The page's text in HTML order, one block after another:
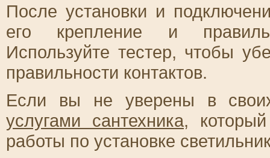
После установки и
его крепление и
Используйте тестер, чтобы
правильности контактов.
Если вы не уверены в
услугами сантехника,
работы по установке